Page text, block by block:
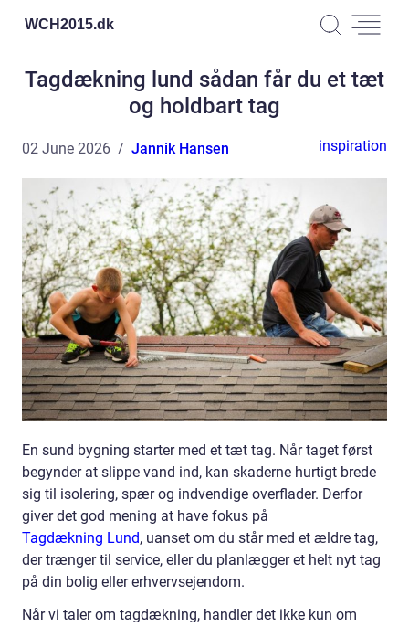
WCH2015.dk
Tagdækning lund sådan får du et tæt
og holdbart tag
02 June 2026 Jannik Hansen inspiration
En sund bygning starter med et tæt tag. Når taget først
begynder at slippe vand ind, kan skaderne hurtigt brede
sig til isolering, spær og indvendige overflader. Derfor
giver det god mening at have fokus på
Tagdækning Lund, uanset om du står med et ældre tag,
der trænger til service, eller du planlægger et helt nyt tag
på din bolig eller erhvervsejendom.
Når vi taler om tagdækning, handler det ikke kun om